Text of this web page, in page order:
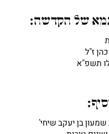
של הקדשה:
ז"ל
תשפ"א
בן יעקב שיחי'